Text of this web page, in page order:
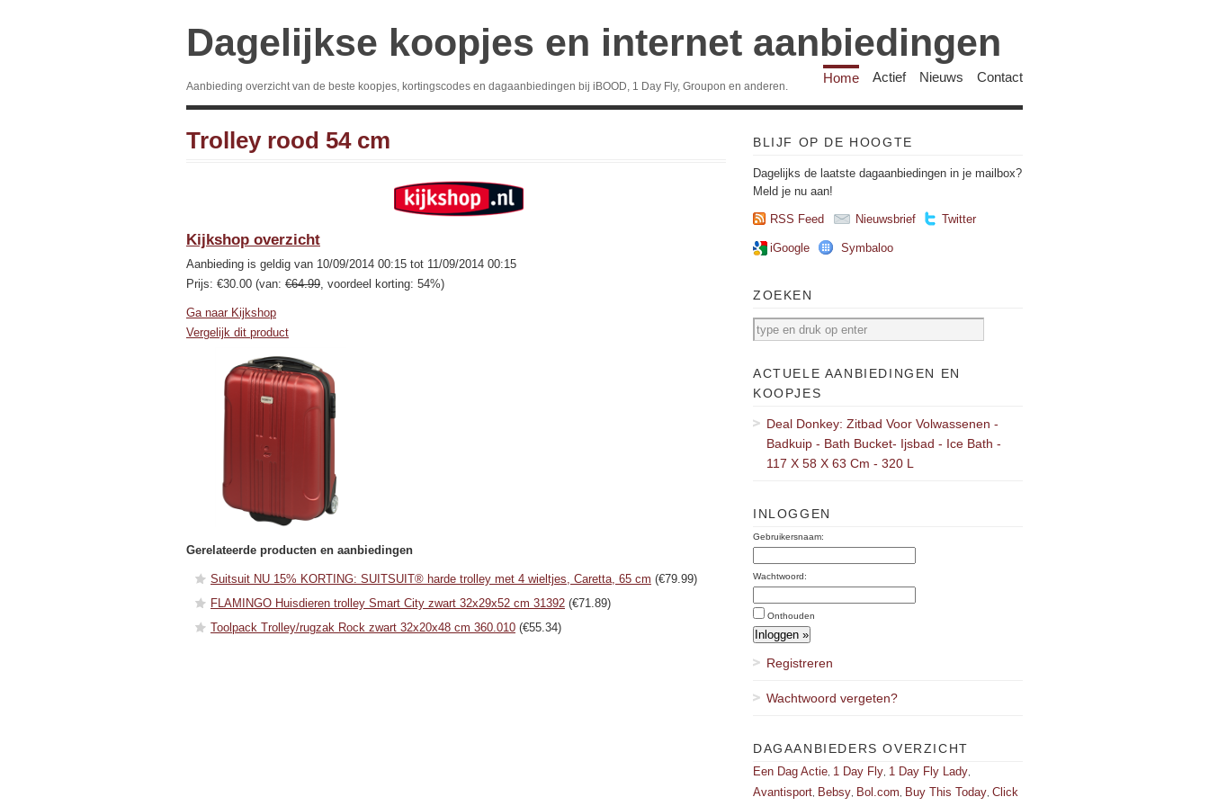
Dagelijkse koopjes en internet aanbiedingen
Aanbieding overzicht van de beste koopjes, kortingscodes en dagaanbiedingen bij iBOOD, 1 Day Fly, Groupon en anderen.
Home Actief Nieuws Contact
Trolley rood 54 cm
Kijkshop overzicht
Aanbieding is geldig van 10/09/2014 00:15 tot 11/09/2014 00:15
Prijs: €30.00 (van: €64.99, voordeel korting: 54%)
Ga naar Kijkshop
Vergelijk dit product
Gerelateerde producten en aanbiedingen
Suitsuit NU 15% KORTING: SUITSUIT® harde trolley met 4 wieltjes, Caretta, 65 cm (€79.99)
FLAMINGO Huisdieren trolley Smart City zwart 32x29x52 cm 31392 (€71.89)
Toolpack Trolley/rugzak Rock zwart 32x20x48 cm 360.010 (€55.34)
BLIJF OP DE HOOGTE
Dagelijks de laatste dagaanbiedingen in je mailbox?
Meld je nu aan!
RSS Feed Nieuwsbrief Twitter
iGoogle Symbaloo
ZOEKEN
ACTUELE AANBIEDINGEN EN
KOOPJES
Deal Donkey: Zitbad Voor Volwassenen -
Badkuip - Bath Bucket- Ijsbad - Ice Bath -
117 X 58 X 63 Cm - 320 L
INLOGGEN
Gebruikersnaam:
Wachtwoord:
Onthouden
Registreren
Wachtwoord vergeten?
DAGAANBIEDERS OVERZICHT
Een Dag Actie 1 Day Fly 1 Day Fly Lady
Avantisport Bebsy Bol.com Buy This Today Click